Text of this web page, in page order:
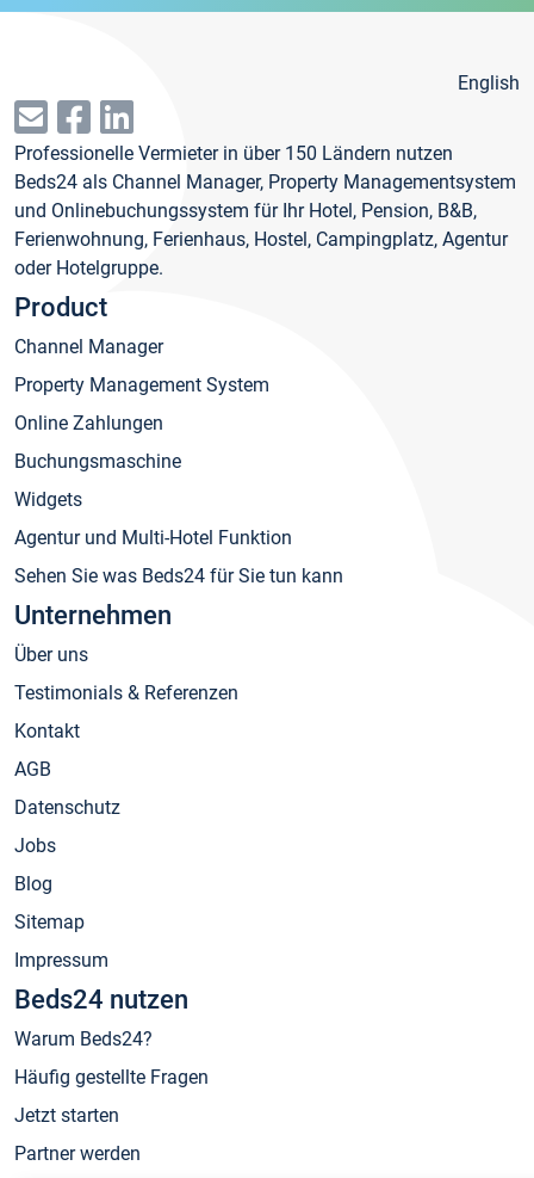
English
Professionelle Vermieter in über 150 Ländern nutzen
Beds24 als Channel Manager, Property Managementsystem
und Onlinebuchungssystem für Ihr Hotel, Pension, B&B,
Ferienwohnung, Ferienhaus, Hostel, Campingplatz, Agentur
oder Hotelgruppe.
Product
Channel Manager
Property Management System
Online Zahlungen
Buchungsmaschine
Widgets
Agentur und Multi-Hotel Funktion
Sehen Sie was Beds24 für Sie tun kann
Unternehmen
Über uns
Testimonials & Referenzen
Kontakt
AGB
Datenschutz
Jobs
Blog
Sitemap
Impressum
Beds24 nutzen
Warum Beds24?
Häufig gestellte Fragen
Jetzt starten
Partner werden